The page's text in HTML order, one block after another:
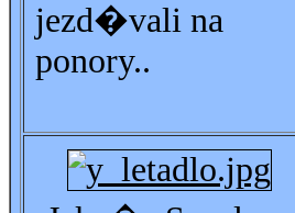
jezd�vali na
ponory..